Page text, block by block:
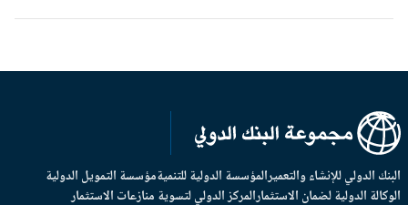
الدولي للإنشاء والتعميرالمؤسسة الدولية للتنميةمؤسسة التمويل الدولية
الدولية لضمان الاستثمارالمركز الدولي لتسوية منازعات الاستثمار